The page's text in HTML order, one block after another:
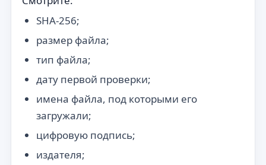
SHA-256;
размер файла;
тип файла;
дату первой проверки;
имена файла, под которыми его
загружали;
цифровую подпись;
издателя;